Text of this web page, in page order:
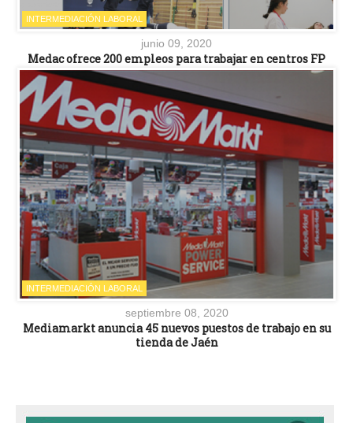
INTERMEDIACIÓN LABORAL
junio 09, 2020
Medac ofrece 200 empleos para trabajar en centros FP
INTERMEDIACIÓN LABORAL
septiembre 08, 2020
Mediamarkt anuncia 45 nuevos puestos de trabajo en su
tienda de Jaén